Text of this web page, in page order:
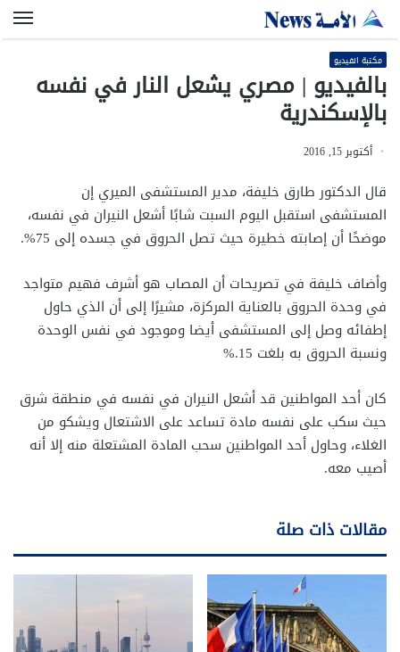
مكتبة الفيديو
بالفيديو | مصري يشعل النار في نفسه
بالإسكندرية
أكتوبر 15, 2016
قال الدكتور طارق خليفة، مدير المستشفى الميري إن
المستشفى استقبل اليوم السبت شابًا أشعل النيران في نفسه،
موضحًا أن إصابته خطيرة حيث تصل الحروق في جسده إلى 75
%
.
وأضاف خليفة في تصريحات أن المصاب هو أشرف فهيم متواجد
في وحدة الحروق بالعناية المركزة، مشيرًا إلى أن الذي حاول
إطفائه وصل إلى المستشفى أيضا وموجود في نفس الوحدة
ونسبة الحروق به بلغت 15
%.
كان أحد المواطنين قد أشعل النيران في نفسه في منطقة شرق
حيث سكب على نفسه مادة تساعد على الاشتعال ويشكو من
الغلاء، وحاول أحد المواطنين سحب المادة المشتعلة منه إلا أنه
أصيب معه.
مقالات ذات صلة